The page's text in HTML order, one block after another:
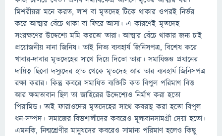
মিশরীয়রা মনে করত, লাশ বা মৃতদেহ টিকে থাকার ওপরই নির্ভর
করে আত্মার বেঁচে থাকা বা ফিরে আসা। এ কারণেই মৃতদেহ
সংরক্ষণের উদ্দেশ্যে মমি করতো তারা। আত্মার বেঁচে থাকার জন্য চাই
প্রয়োজনীয় নানা জিনিষ। তাই নিত্য ব্যবহার্য জিনিসপত্র, বিশেষ করে
খাবার-দাবার মৃতদেহের সাথে দিয়ে দিতো তারা। সমাধিস্তম্ভ প্রধানের
দায়িত্ব ছিলো দস্যুদের হাত থেকে মৃতদেহ আর তার ব্যবহার্য জিনিসপত্র
রক্ষা করার। কিন্তু কবরে সমাধিত ব্যক্তিটি কত বিপুল পরিমাণ বিত্ত
আর ক্ষমতাবান ছিল তা জাহিরের উদ্দেশ্যেও নির্মাণ করা হতো
পিরামিড। তাই ফারাওদের মৃতদেহের সাথে কবরস্থ করা হতো বিপুল
ধন-সম্পদ। সমাজের বিত্তশালীদের কবরেও মূল্যবানসামগ্রী দেয়া হতো।
এমনকি, নিন্মশ্রেণীর মানুষদের কবরেও সামান্য পরিমাণ হলেও কিছু